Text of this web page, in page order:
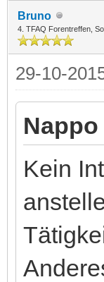
Bruno
4. TFAQ Forentreffen,
29-10-
Kein